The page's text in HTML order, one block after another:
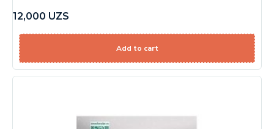
12,000 UZS
Add to cart